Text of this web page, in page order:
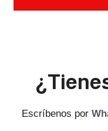
Escríbenos por